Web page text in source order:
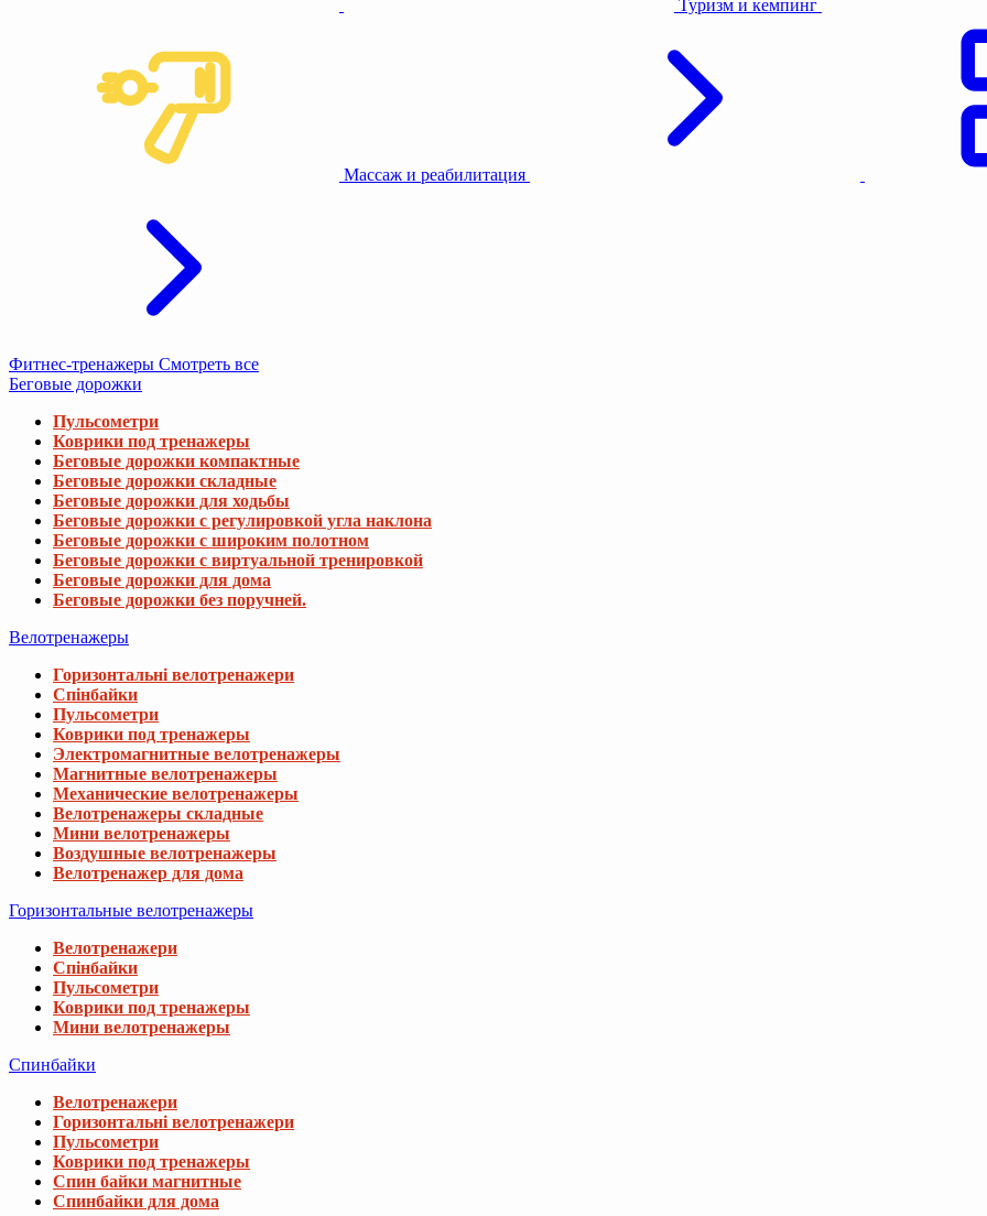
Коврики под тренажеры
Беговые дорожки компактные
Беговые дорожки складные
Беговые дорожки с широким полотном
Беговые дорожки с виртуальной тренировкой
Беговые дорожки без поручней.
Велотренажеры
Горизонтальні велотренажери
Спінбайки
Пульсометри
Коврики под тренажеры
Электромагнитные велотренажеры
Магнитные велотренажеры
Велотренажеры складные
Мини велотренажеры
Воздушные велотренажеры
Велотренажер для дома
Горизонтальные велотренажеры
Велотренажери
Спінбайки
Пульсометри
Коврики под тренажеры
Мини велотренажеры
Горизонтальні велотренажери
Пульсометри
Коврики под тренажеры
Спин байки магнитные
Спинбайки для дома
Орбитреки
Пульсометри
Коврики под тренажеры
Электромагнитные орбитреки
Магнитные орбитреки
Орбитреки переднеприводные
Орбитреки заднеприводные